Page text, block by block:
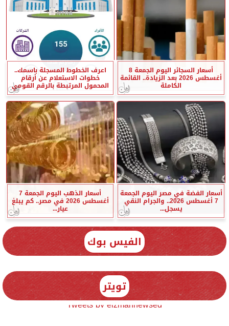
أسعار السجائر اليوم الجمعة 8
أغسطس 2026 بعد الزيادة.. القائمة
الكاملة
اعرف الخطوط المسجلة باسمك..
خطوات الاستعلام عن أرقام
المحمول المرتبطة بالرقم القومي
أسعار الفضة في مصر اليوم الجمعة
7 أغسطس 2026.. والجرام النقي
يسجل...
أسعار الذهب اليوم الجمعة 7
أغسطس 2026 في مصر.. كم يبلغ
عيار...
الفيس بوك
تويتر
Tweets by elzmannewseg